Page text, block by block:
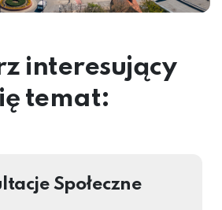
interesujący
temat:
Społeczne